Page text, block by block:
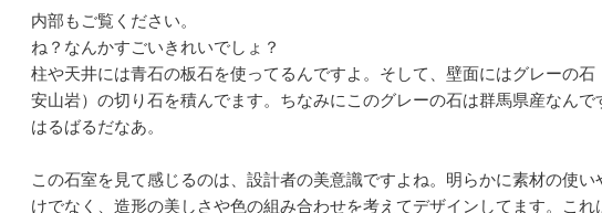
内部もご覧ください。
ね？なんかすごいきれいでしょ？
柱や天井には青石の板石を使ってるんですよ。そして、壁面にはグレーの石
安山岩）の切り石を積んでます。ちなみにこのグレーの石は群馬県産なんで
はるばるだなあ。
この石室を見て感じるのは、設計者の美意識ですよね。明らかに素材の使い
けでなく、造形の美しさや色の組み合わせを考えてデザインしてます。これ